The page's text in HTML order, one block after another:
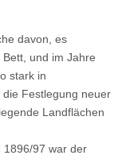
davon, es
und im Jahre
stark in
Festlegung neuer
Landflächen
1896/97 war der